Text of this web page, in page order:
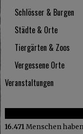
Schlösser & Burgen
Städte & Orte
Tiergärten & Zoos
Vergessene Orte
Veranstaltungen
16.471Menschen